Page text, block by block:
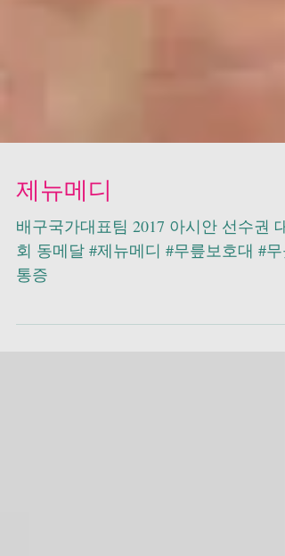
제뉴메디
배구국가대표팀 2017 아시안 선수권 대
통증